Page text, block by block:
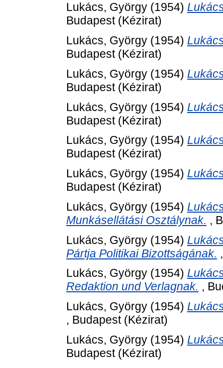
Lukács, György (1954)
Budapest (Kézirat)
Lukács, György (1954)
Budapest (Kézirat)
Lukács, György (1954)
Budapest (Kézirat)
Lukács, György (1954)
Budapest (Kézirat)
Lukács, György (1954)
Budapest (Kézirat)
Lukács, György (1954)
Budapest (Kézirat)
Lukács, György (1954)
Munkásellátási Osztálynak. ,
Lukács, György (1954)
Pártja Politikai Bizottságának.
Lukács, György (1954)
Redaktion und Verlagnak. ,
Lukács, György (1954)
, Budapest (Kézirat)
Lukács, György (1954)
Budapest (Kézirat)